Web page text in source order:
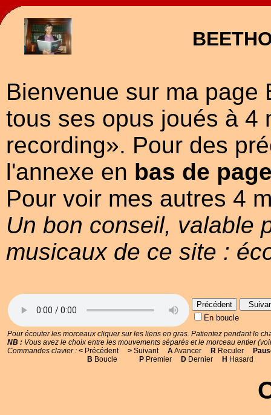
Bienvenue sur ma page
tous ses opus joués à 4
recording». Pour des
l'annexe en bas de
Pour voir mes autres 4
Un bon conseil, valable
musicaux de ce site :
Précédent
En boucle
Pour écouter les morceaux cliquer sur les liens en gras. Patientez pendant le
NB : Vous avez le choix entre les mouvements séparés et le morceau entier
Commandes clavier : < Précédent > Suivant AAvancer R Reculer
B Boucle P Premier D Dernier H Hasard